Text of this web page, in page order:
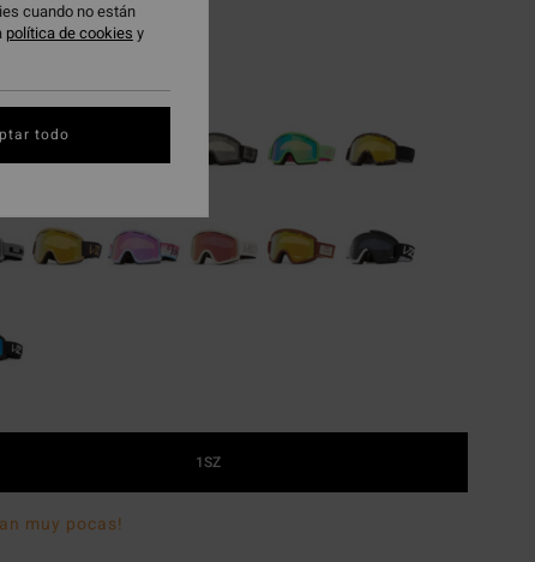
-25%
1SZ
muy pocas!
cuando no están
política de cookies y
todo